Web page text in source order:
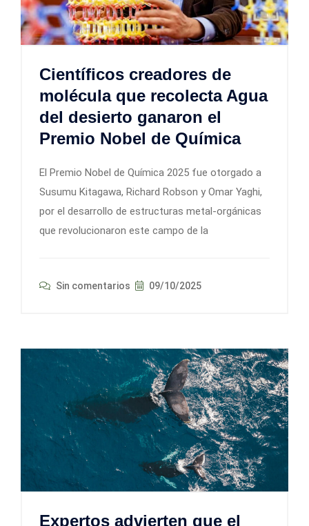
Científicos creadores de
molécula que recolecta Agua
del desierto ganaron el
Premio Nobel de Química
El Premio Nobel de Química 2025 fue otorgado a
Susumu Kitagawa, Richard Robson y Omar Yaghi,
por el desarrollo de estructuras metal-orgánicas
que revolucionaron este campo de la
Sin comentarios 09/10/2025
Expertos advierten que el